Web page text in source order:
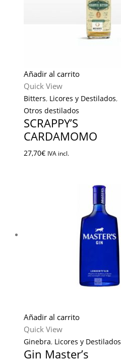
Añadir al carrito
Quick View
Bitters, Licores y Destilados,
Otros destilados
SCRAPPY’S
CARDAMOMO
27,70€ IVA incl.
Añadir al carrito
Quick View
Ginebra, Licores y Destilados
Gin Master’s